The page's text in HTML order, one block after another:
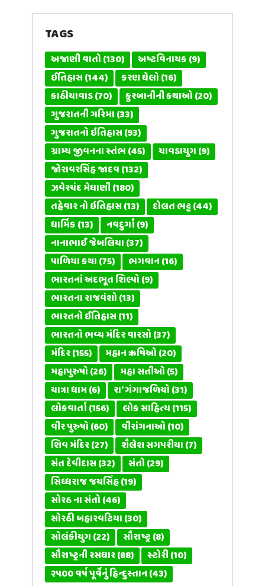
TAGS
અજાણી વાતો(130) અષ્ટવિનાયક(9)
ઈતિહાસ(144) કરણ ઘેલો(16)
કાઠીયાવાડ(70) કુરબાનીની કથાઓ(20)
ગુજરાતની ગરિમા(33)
ગુજરાતનો ઇતિહાસ(93)
ગ્રામ્ય જીવનના સ્તંભ(45) ચાવડાયુગ(9)
જોરાવરસિંહ જાદવ(132)
ઝવેરચંદ મેઘાણી(180)
તહેવાર નો ઇતિહાસ(13) દોલત ભટ્ટ(44)
ધાર્મિક(13) નવદુર્ગા(9)
નાનાભાઈ જેબલિયા(37)
પાળિયા કથા(75) ભગવાન(16)
ભારતનાં અદભૂત શિલ્પો(9)
ભારતના રાજવંશો(13)
ભારતનો ઈતિહાસ(11)
ભારતનો ભવ્ય મંદિર વારસો(37)
મંદિર(155) મહાન ઋષિઓ(20)
મહાપુરુષો(26) મહા સતીઓ(5)
યાત્રા ધામ(6) રા' ગંગાજળિયો(31)
લોકવાર્તા(156) લોક સાહિત્ય(115)
વીર પુરુષો(60) વીરાંગનાઓ(10)
શિવ મંદિર(27) શૈલેશ સગપરીયા(7)
સંત દેવીદાસ(32) સંતો(29)
સિધ્ધરાજ જયસિંહ(19)
સોરઠ ના સંતો(46)
સોરઠી બહારવટિયા(30)
સોલંકીયુગ(22) સૌરાષ્ટ્ર(8)
સૌરાષ્ટ્રની રસધાર(88) સ્ટોરી(10)
૨૫૦૦ વર્ષ પૂર્વેનું હિન્દુસ્તાન(43)